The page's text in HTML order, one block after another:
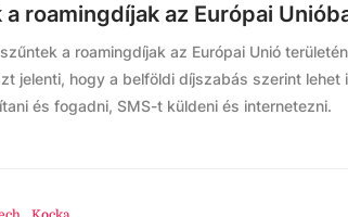
roamingdíjak az Európai
a roamingdíjak az Európai Unió
jelenti, hogy a belföldi díjszabás szerint lehet
és fogadni, SMS-t küldeni és internetezni.